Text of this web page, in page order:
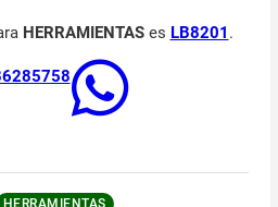
HERRAMIENTASes LB8201 .
HERRAMIENTAS